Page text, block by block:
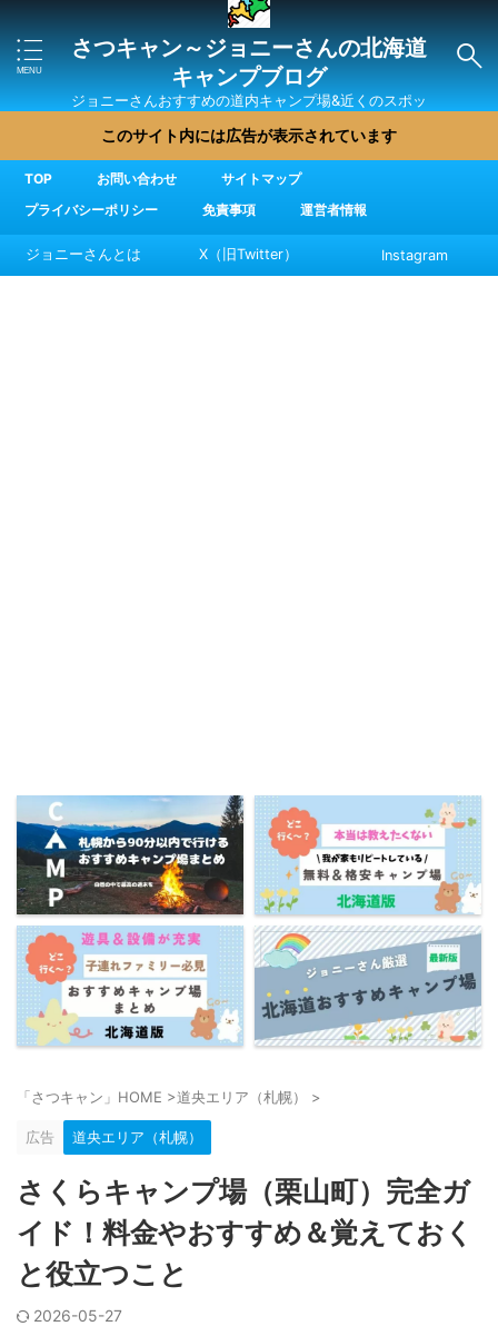
さつキャン～ジョニーさんの北海道
キャンプブログ
ジョニーさんおすすめの道内キャンプ場&近くのスポッ
ト・直売所・グルメを紹介
このサイト内には広告が表示されています
TOP お問い合わせ
サイトマップ
プライバシーポリシー
免責事項 運営者情報
ジョニーさんとは X（旧Twitter） Instagram
「さつキャン」HOME >道央エリア（札幌） >
広告 道央エリア（札幌）
さくらキャンプ場（栗山町）完全ガ
イド！料金やおすすめ＆覚えておく
と役立つこと
2026-05-27